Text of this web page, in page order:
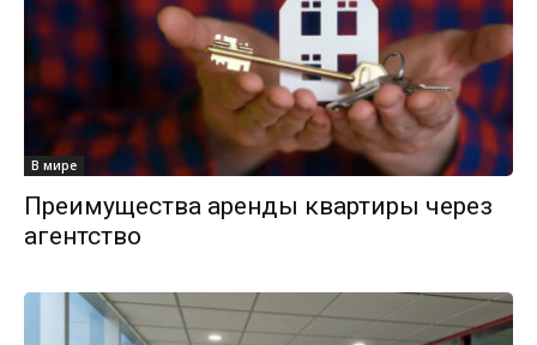
В мире
Преимущества аренды квартиры через
агентство